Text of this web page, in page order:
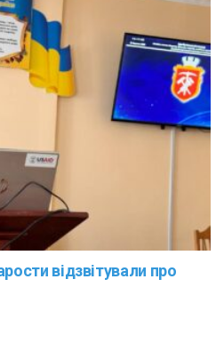
відзвітували про